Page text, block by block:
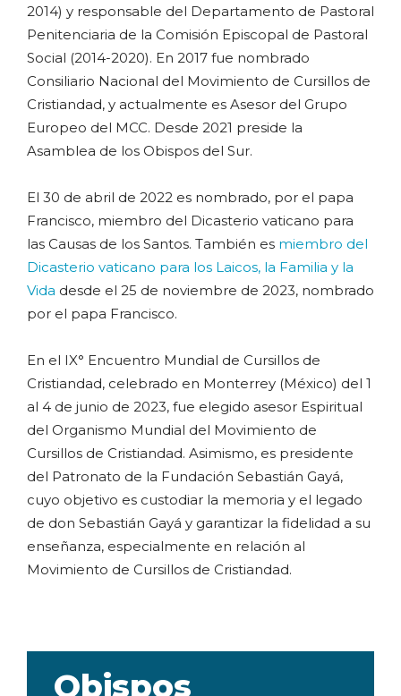
2014) y responsable del Departamento de Pastoral
Penitenciaria de la Comisión Episcopal de Pastoral
Social (2014-2020). En 2017 fue nombrado
Consiliario Nacional del Movimiento de Cursillos de
Cristiandad, y actualmente es Asesor del Grupo
Europeo del MCC. Desde 2021 preside la
Asamblea de los Obispos del Sur.
El 30 de abril de 2022 es nombrado, por el papa
Francisco, miembro del Dicasterio vaticano para
las Causas de los Santos. También es miembro del
Dicasterio vaticano para los Laicos, la Familia y la
Vida desde el 25 de noviembre de 2023, nombrado
por el papa Francisco.
En el IX° Encuentro Mundial de Cursillos de
Cristiandad, celebrado en Monterrey (México) del 1
al 4 de junio de 2023, fue elegido asesor Espiritual
del Organismo Mundial del Movimiento de
Cursillos de Cristiandad. Asimismo, es presidente
del Patronato de la Fundación Sebastián Gayá,
cuyo objetivo es custodiar la memoria y el legado
de don Sebastián Gayá y garantizar la fidelidad a su
enseñanza, especialmente en relación al
Movimiento de Cursillos de Cristiandad.
Obispos